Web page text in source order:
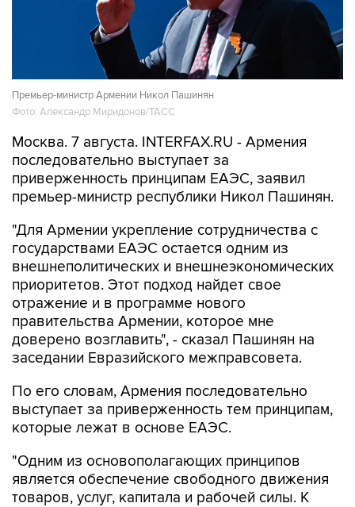
Премьер-министр Армении Никол Пашинян
Фото: Александр Миридонов/ТАСС
Москва. 7 августа. INTERFAX.RU - Армения
последовательно выступает за
приверженность принципам ЕАЭС, заявил
премьер-министр республики Никол Пашинян.
"Для Армении укрепление сотрудничества с
государствами ЕАЭС остается одним из
внешнеполитических и внешнеэкономических
приоритетов. Этот подход найдет свое
отражение и в программе нового
правительства Армении, которое мне
доверено возглавить", - сказал Пашинян на
заседании Евразийского межправсовета.
По его словам, Армения последовательно
выступает за приверженность тем принципам,
которые лежат в основе ЕАЭС.
"Одним из основополагающих принципов
является обеспечение свободного движения
товаров, услуг, капитала и рабочей силы. К